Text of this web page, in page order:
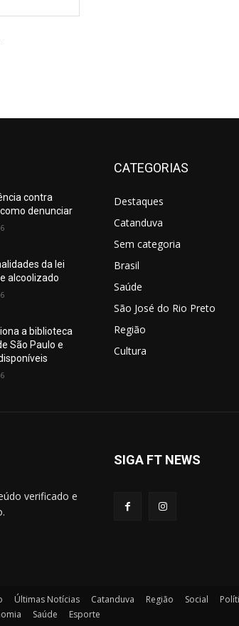
contra
denunciar
da lei
alcoolizado
a biblioteca
São Paulo e
CATEGORIAS
Destaques
Catanduva
Sem categoria
Brasil
Saúde
São José do Rio Preto
Região
Cultura
verificado e
SIGA FT NEWS
Últimas Notícias Catanduva Região Social
Saúde Esporte